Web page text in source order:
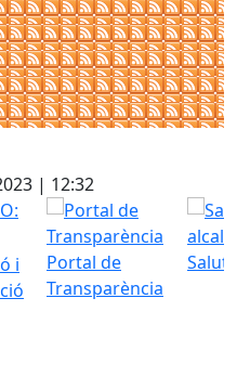
| 12:32
i
Portal de
Transparència